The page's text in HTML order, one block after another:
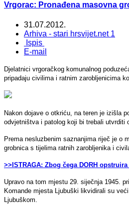
Vrgorac: Pronađena masovna
31.07.2012.
Arhiva - stari hrsvijet.net 1
Ispis
E-mail
Djelatnici vrgoračkog komunalnog
pripadaju civilima i ratnim zarobljenicima
Nakon dojave o otkriću, na teren je izišla
odvjetništva i patolog koji bi trebali utvrditi
Prema nesluzbenim saznanjima riječ je o
grobnica s tijelima ratnih zarobljenika i
>>ISTRAGA: Zbog čega DORH
Upravo na tom mjestu 29. siječnja 1945.
Komande mjesta Ljubuški likvidirali su
Ljubuškom.